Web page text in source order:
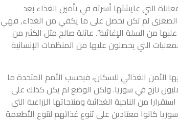
التي عايشتها أسرته في تأمين الغذاء بعد
الصغرى لم تكن تحصل على ما يكفي من الغذاء, فهي
من السلة الإغاثية”. عائلة صالح مثل الكثير من
التي يحصلون عليها من المنظمات الإنسانية
الأمن الغذائي للسكان، فبحسب الأمم المتحدة ما
أكثر من 13 مليون شخص بحاجة للمساعدة وأكثر من 6 مليون نازح في سوريا. ولكن الوضع لم يكن كذلك على
من الناحية الغذائية ومنتجاتها الزراعية التي
كانوا معتادين على تنوع غذائهم لتنوع الأطعمة